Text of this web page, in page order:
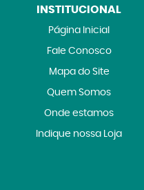
INSTITUCIONAL
Página Inicial
Fale Conosco
Mapa do Site
Quem Somos
Onde estamos
Indique nossa Loja